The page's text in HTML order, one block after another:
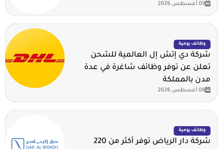
09 أغسطس 2026
وظائف يومية
شركة دي إتش إل العالمية للشحن
تعلن عن توفر وظائف شاغرة في عدة
مدن بالمملكة
08 أغسطس 2026
وظائف يومية
شركة دار الرياض توفر أكثر من 220